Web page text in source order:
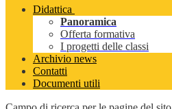
Didattica
Panoramica
Offerta formativa
I progetti delle classi
Archivio news
Contatti
Documenti utili